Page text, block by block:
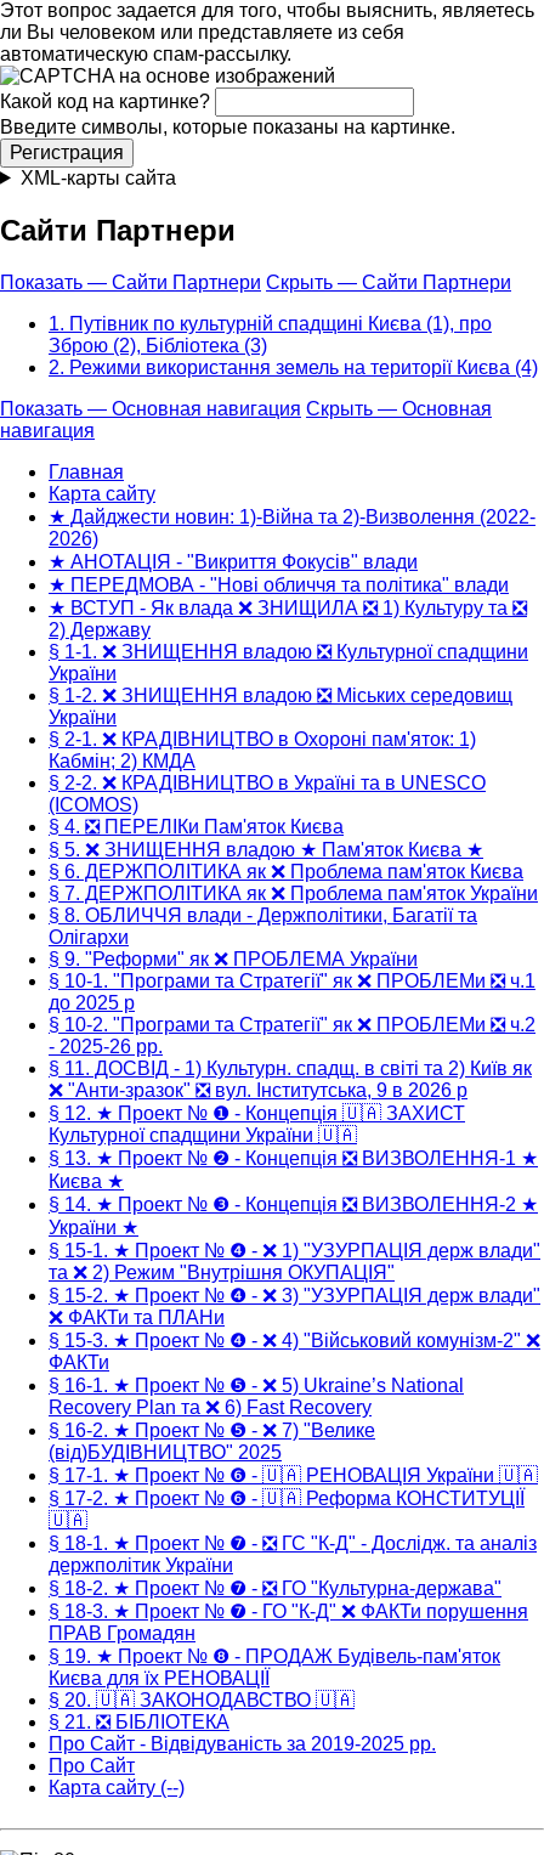
Этот вопрос задается для того, чтобы выяснить, являетесь
ли Вы человеком или представляете из себя
автоматическую спам-рассылку.
Какой код на картинке?
Введите символы, которые показаны на картинке.
XML-карты сайта
Сайти Партнери
Показать — Сайти Партнери Скрыть — Сайти Партнери
1. Путівник по культурній спадщині Києва (1), про
Зброю (2), Бібліотека (3)
2. Режими використання земель на території Києва (4)
Основная
навигация
Показать — Основная навигация Скрыть — Основная
навигация
Главная
Карта сайту
★ Дайджести новин: 1)-Війна та 2)-Визволення (2022-
2026)
★ АНОТАЦІЯ - "Викриття Фокусів" влади
★ ПЕРЕДМОВА - "Нові обличчя та політика" влади
★ ВСТУП - Як влада ❌ ЗНИЩИЛА ❎ 1) Культуру та ❎
2) Державу
§ 1-1. ❌ ЗНИЩЕННЯ владою ❎ Культурної спадщини
України
§ 1-2. ❌ ЗНИЩЕННЯ владою ❎ Міських середовищ
України
§ 2-1. ❌ КРАДІВНИЦТВО в Охороні пам'яток: 1)
Кабмін; 2) КМДА
§ 2-2. ❌ КРАДІВНИЦТВО в Україні та в UNESCO
(ICOMOS)
§ 4. ❎ ПЕРЕЛІКи Пам'яток Києва
§ 5. ❌ ЗНИЩЕННЯ владою ★ Пам'яток Києва ★
§ 6. ДЕРЖПОЛІТИКА як ❌ Проблема пам'яток Києва
§ 7. ДЕРЖПОЛІТИКА як ❌ Проблема пам'яток України
§ 8. ОБЛИЧЧЯ влади - Держполітики, Багатії та
Олігархи
§ 9. "Реформи" як ❌ ПРОБЛЕМА України
§ 10-1. "Програми та Стратегії" як ❌ ПРОБЛЕМи ❎ ч.1
до 2025 р
§ 10-2. "Програми та Стратегії" як ❌ ПРОБЛЕМи ❎ ч.2
- 2025-26 рр.
§ 11. ДОСВІД - 1) Культурн. спадщ. в світі та 2) Київ як
❌ "Анти-зразок" ❎ вул. Інститутська, 9 в 2026 р
§ 12. ★ Проект № ❶ - Концепція 🇺🇦 ЗАХИСТ
Культурної спадщини України 🇺🇦
§ 13. ★ Проект № ❷ - Концепція ❎ ВИЗВОЛЕННЯ-1 ★
Києва ★
§ 14. ★ Проект № ❸ - Концепція ❎ ВИЗВОЛЕННЯ-2 ★
України ★
§ 15-1. ★ Проект № ❹ - ❌ 1) "УЗУРПАЦІЯ держ влади"
та ❌ 2) Режим "Внутрішня ОКУПАЦІЯ"
§ 15-2. ★ Проект № ❹ - ❌ 3) "УЗУРПАЦІЯ держ влади"
❌ ФАКТи та ПЛАНи
§ 15-3. ★ Проект № ❹ - ❌ 4) "Військовий комунізм-2" ❌
ФАКТи
§ 16-1. ★ Проект № ❺ - ❌ 5) Ukraine’s National
Recovery Plan та ❌ 6) Fast Recovery
§ 16-2. ★ Проект № ❺ - ❌ 7) "Велике
(від)БУДІВНИЦТВО" 2025
§ 17-1. ★ Проект № ❻ - 🇺🇦 РЕНОВАЦІЯ України 🇺🇦
§ 17-2. ★ Проект № ❻ - 🇺🇦 Реформа КОНСТИТУЦІЇ
🇺🇦
§ 18-1. ★ Проект № ❼ - ❎ ГС "К-Д" - Дослідж. та аналіз
держполітик України
§ 18-2. ★ Проект № ❼ - ❎ ГО "Культурна-держава"
§ 18-3. ★ Проект № ❼ - ГО "К-Д" ❌ ФАКТи порушення
ПРАВ Громадян
§ 19. ★ Проект № ❽ - ПРОДАЖ Будівель-пам'яток
Києва для їх РЕНОВАЦІЇ
§ 20. 🇺🇦 ЗАКОНОДАВСТВО 🇺🇦
§ 21. ❎ БІБЛІОТЕКА
Про Сайт - Відвідуваність за 2019-2025 рр.
Про Сайт
Карта сайту (--)